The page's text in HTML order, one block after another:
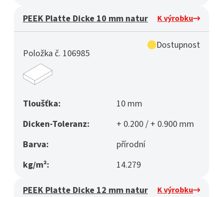
PEEK Platte Dicke 10 mm natur K výrobku
Položka č. 106985
Dostupnost
Tloušťka:
10 mm
Dicken-Toleranz:
+ 0.200 / + 0.900 mm
Barva:
přírodní
kg/m²:
14.279
PEEK Platte Dicke 12 mm natur K výrobku